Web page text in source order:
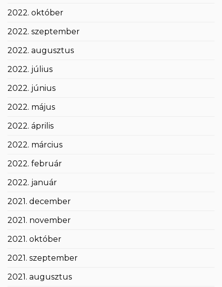
2022. október
2022. szeptember
2022. augusztus
2022. július
2022. június
2022. május
2022. április
2022. március
2022. február
2022. január
2021. december
2021. november
2021. október
2021. szeptember
2021. augusztus